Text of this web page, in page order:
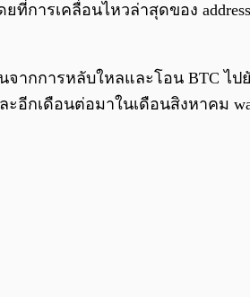
การเคลื่อนไหวล่าสุดของ
ากการหลับใหลและโอน BTC ไป
อีกเดือนต่อมาในเดือนสิงหาคม